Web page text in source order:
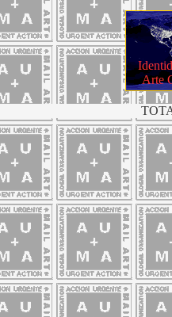
Arte